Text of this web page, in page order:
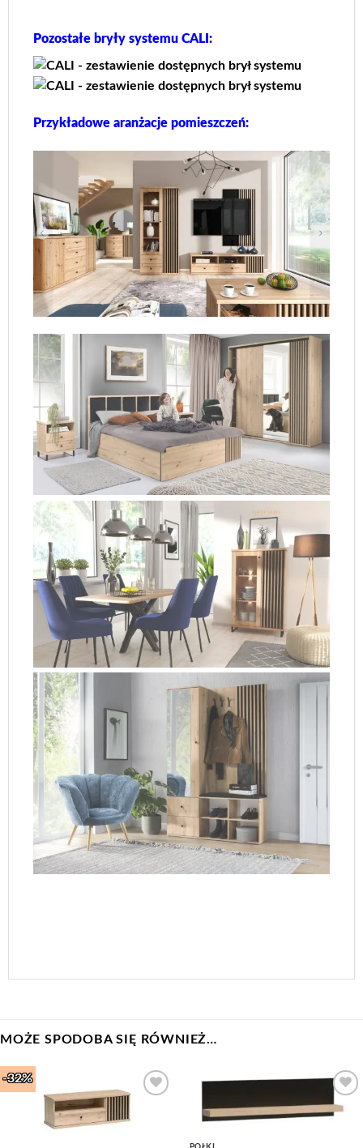
Pozostałe bryły systemu CALI:
Przykładowe aranżacje pomieszczeń:
MOŻE SPODOBA SIĘ RÓWNIEŻ…
-32%
Add to
Wishlist